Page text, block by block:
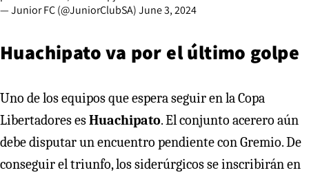
— Junior FC (@JuniorClubSA)June 3, 2024
Huachipato va por el último golpe
Uno de los equipos que espera seguir en la Copa
Libertadores esHuachipato. El conjunto acerero aún
debe disputar un encuentro pendiente con Gremio. De
conseguir el triunfo, los siderúrgicos se inscribirán en